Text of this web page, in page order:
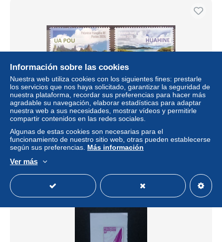
French Polynesia 2026, Islands of French Polynesia, MNH
Stamps Set
± 3,55 US$
Estatus
Información sobre las cookies
Nuestra web utiliza cookies con los siguientes fines: prestarle
los servicios que nos haya solicitado, garantizar la seguridad de
nuestra plataforma, recordar sus preferencias para hacer más
agradable su navegación, elaborar estadísticas para adaptar
nuestra web a sus necesidades, mostrar vídeos y permitirle
compartir contenidos en las redes sociales.
Algunas de estas cookies son necesarias para el
funcionamiento de nuestro sitio web, otras pueden establecerse
según sus preferencias. Más información
Ver más